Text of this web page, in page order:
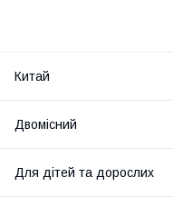
Китай
Двомісний
Для дітей та дорослих